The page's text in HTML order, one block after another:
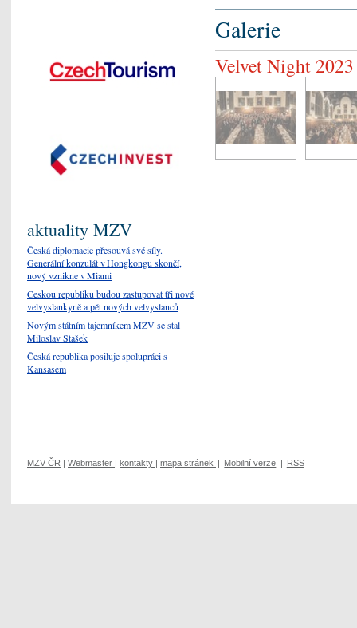
Galerie
Velvet Night 2023
aktuality MZV
Česká diplomacie přesouvá své síly.
Generální konzulát v Hongkongu skončí,
nový vznikne v Miami
Českou republiku budou zastupovat tři nové
velvyslankyně a pět nových velvyslanců
Novým státním tajemníkem MZV se stal
Miloslav Stašek
Česká republika posiluje spolupráci s
Kansasem
MZV ČR | Webmaster | kontakty | mapa stránek | Mobilní verze | RSS